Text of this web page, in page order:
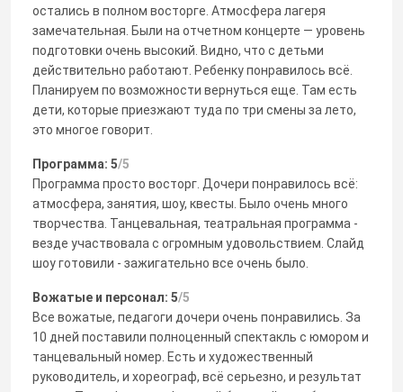
остались в полном восторге. Атмосфера лагеря
замечательная. Были на отчетном концерте — уровень
подготовки очень высокий. Видно, что с детьми
действительно работают. Ребенку понравилось всё.
Планируем по возможности вернуться еще. Там есть
дети, которые приезжают туда по три смены за лето,
это многое говорит.
Программа: 5/5
Программа просто восторг. Дочери понравилось всё:
атмосфера, занятия, шоу, квесты. Было очень много
творчества. Танцевальная, театральная программа -
везде участвовала с огромным удовольствием. Слайд
шоу готовили - зажигательно все очень было.
Вожатые и персонал: 5/5
Все вожатые, педагоги дочери очень понравились. За
10 дней поставили полноценный спектакль с юмором и
танцевальный номер. Есть и художественный
руководитель, и хореограф, всё серьезно, и результат